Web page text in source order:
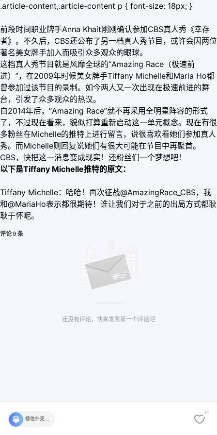
.article-content,.article-content p { font-size: 18px; }
前段时间职业牌手Anna Khait刚刚确认参加CBS真人秀《幸存
者》。不久后，CBS还公布了另一档真人秀节目，或许会因两位
著名美女牌手加入而吸引众多观众的眼球。
这档真人秀节目就是风靡全球的“Amazing Race（极速前
进）”，在2009年时候美女牌手Tiffany Michelle和Maria Ho都
曾参加过该节目的录制。如今两人又一次出现在极速前进的舞
台，引发了众多观众的热议。
自2014年后，“Amazing Race”就不再采用全明星阵容的形式
了，不过现在看来，貌似打算重新启动这一单元概念。现在有很
多粉丝在Michelle的推特上进行留言，说很喜欢看她们参加真人
秀。而Michelle则回复说她们有很大可能在节目中再聚首。
CBS，快把这一消息变成现实！还粉丝们一个梦想吧！
以下是Tiffany Michelle推特的原文：
Tiffany Michelle：哈哈！再次征战@AmazingRace_CBS，我
和@MariaHo表示都很期待！谁让我们对于之前的出局方式都耿
耿于怀呢。
评论 0 条
还没有评论，快来发表第一个评论吧
14